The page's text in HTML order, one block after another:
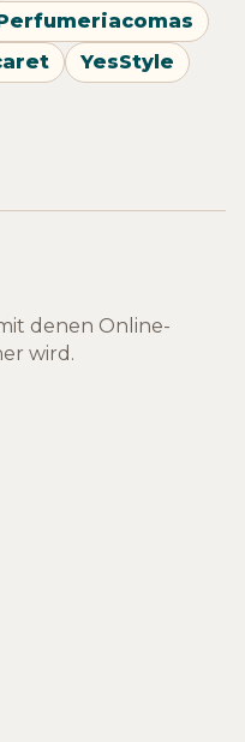
YesStyle
denen Online-
wird.